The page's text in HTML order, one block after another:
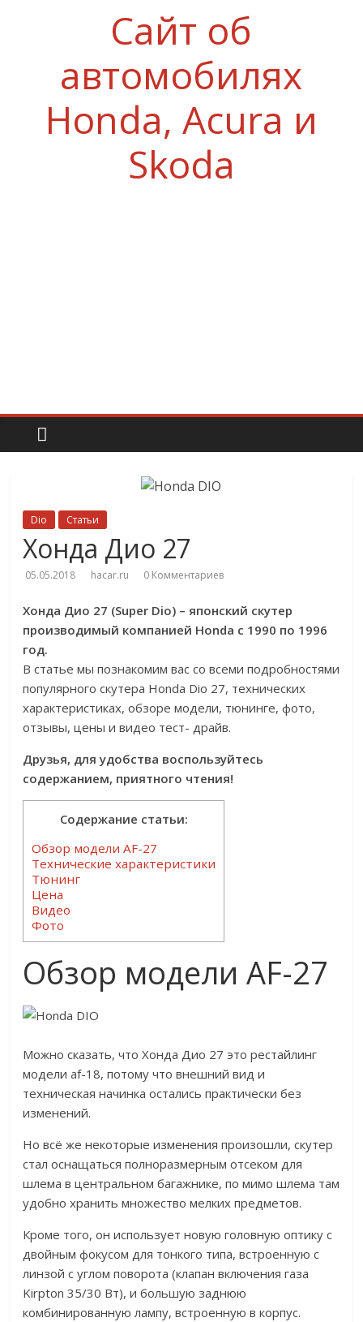
Сайт об
автомобилях
Honda, Acura и
Skoda
Dio Статьи
Хонда Дио 27
05.05.2018 hacar.ru 0 Комментариев
Хонда Дио 27 (Super Dio) – японский скутер
производимый компанией Honda с 1990 по 1996
год.
В статье мы познакомим вас со всеми подробностями
популярного скутера Honda Dio 27, технических
характеристиках, обзоре модели, тюнинге, фото,
отзывы, цены и видео тест- драйв.
Друзья, для удобства воспользуйтесь
содержанием, приятного чтения!
Содержание статьи:
Обзор модели AF-27
Технические характеристики
Тюнинг
Цена
Видео
Фото
Обзор модели AF-27
Можно сказать, что Хонда Дио 27 это рестайлинг
модели af-18, потому что внешний вид и
техническая начинка остались практически без
изменений.
Но всё же некоторые изменения произошли, скутер
стал оснащаться полноразмерным отсеком для
шлема в центральном багажнике, по мимо шлема там
удобно хранить множество мелких предметов.
Кроме того, он использует новую головную оптику с
двойным фокусом для тонкого типа, встроенную с
линзой с углом поворота (клапан включения газа
Kirpton 35/30 Вт), и большую заднюю
комбинированную лампу, встроенную в корпус.